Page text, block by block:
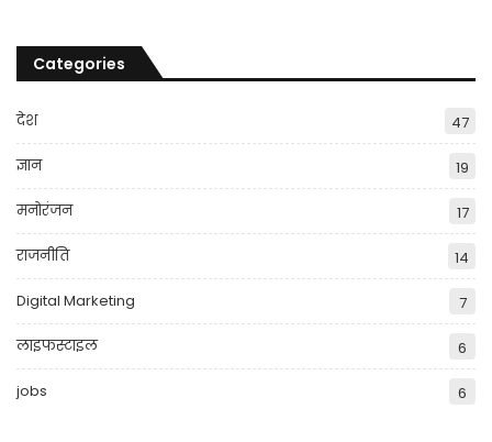
Categories
देश 47
ज्ञान 19
मनोरंजन 17
राजनीति 14
Digital Marketing 7
लाइफस्टाइल 6
jobs 6